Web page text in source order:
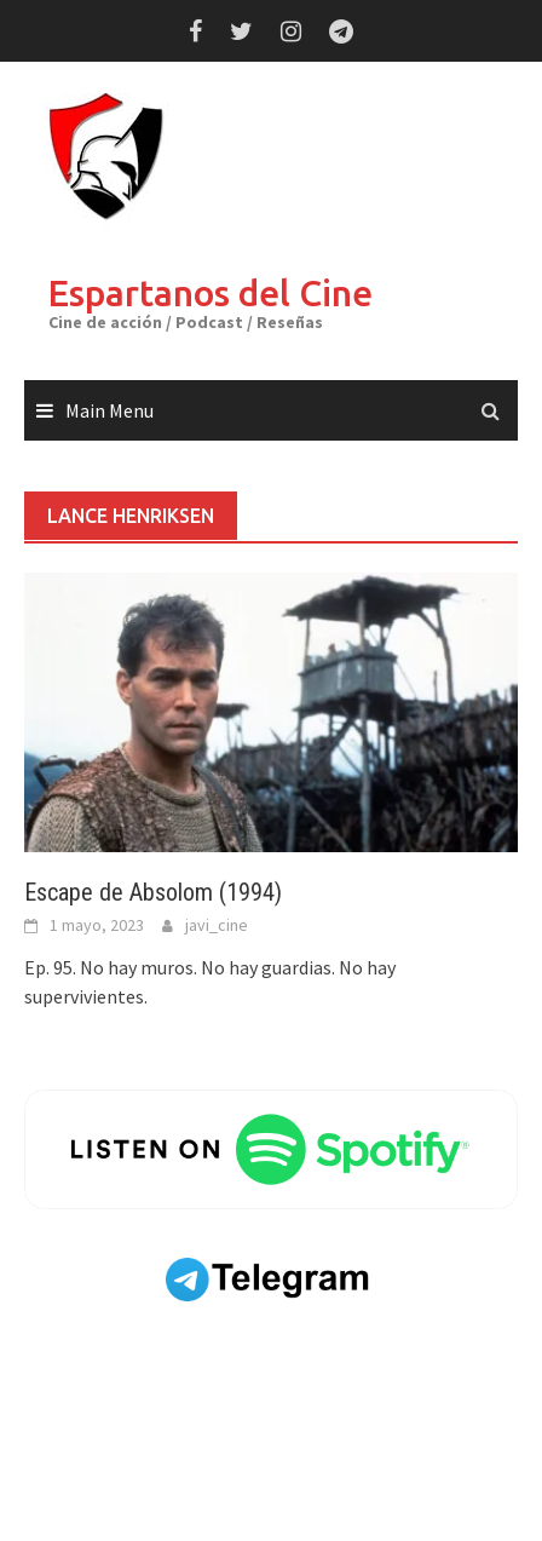
Espartanos del Cine
Cine de acción / Podcast / Reseñas
Main Menu
LANCE HENRIKSEN
Escape de Absolom (1994)
1 mayo, 2023 javi_cine
Ep. 95. No hay muros. No hay guardias. No hay
supervivientes.